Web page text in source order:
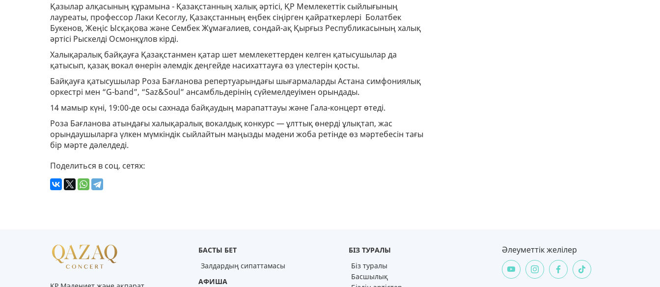
Қазылар алқасының құрамына - Қазақстанның халық әртісі, ҚР Мемлекеттік сыйлығының
лауреаты, профессор Лаки Кесоглу, Қазақстанның еңбек сіңірген қайраткерлері Болатбек
Букенов, Жеңіс Ысқақова және Сембек Жұмағалиев, сондай-ақ Қырғыз Республикасының халық
әртісі Рыскелді Осмонқұлов кірді.
Халықаралық байқауға Қазақстанмен қатар шет мемлекеттерден келген қатысушылар да
қатысып, қазақ вокал өнерін әлемдік деңгейде насихаттауға өз үлестерін қосты.
Байқауға қатысушылар Роза Бағланова репертуарындағы шығармаларды Астана симфониялық
оркестрі мен “G-band”, “Saz&Soul” ансамбльдерінің сүйемелдеуімен орындады.
14 мамыр күні, 19:00-де осы сахнада байқаудың марапаттауы және Гала-концерт өтеді.
Роза Бағланова атындағы халықаралық вокалдық конкурс — ұлттық өнерді ұлықтап, жас
орындаушыларға үлкен мүмкіндік сыйлайтын маңызды мәдени жоба ретінде өз мәртебесін тағы
бір мәрте дәлелдеді.
Поделиться в соц. сетях:
БАСТЫ БЕТ
Залдардың сипаттамасы
АФИША
БІЗ ТУРАЛЫ
Біз туралы
Басшылық
Әлеуметтік желілер